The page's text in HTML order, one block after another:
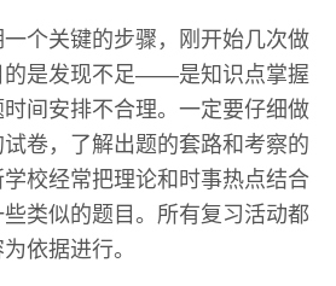
个关键的步骤，刚开始几次做
的是发现不足——是知识点掌握
间安排不合理。一定要仔细做
卷，了解出题的套路和考察的
校经常把理论和时事热点结合
类似的题目。所有复习活动都
依据进行。